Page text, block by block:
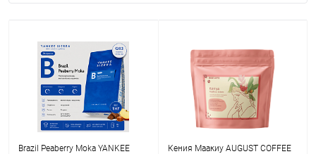
Brazil Peaberry Moka YANKEE
Кения Маакиу AUGUST COFFEE